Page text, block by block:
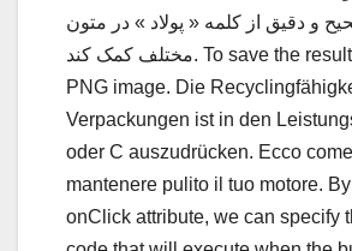
و دقیق از کلمه « پولاد » در متون
مختلف کمک کند. To save the result locally as a
PNG image. Die
Verpackungen ist in den
oder C auszudrücken. Ecco
mantenere pulito il tuo motore.
onClick attribute, we can specify